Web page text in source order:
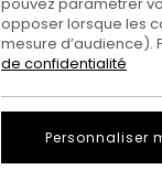
opposer lorsque les
mesure d’audience).
de confidentialité
Personnaliser